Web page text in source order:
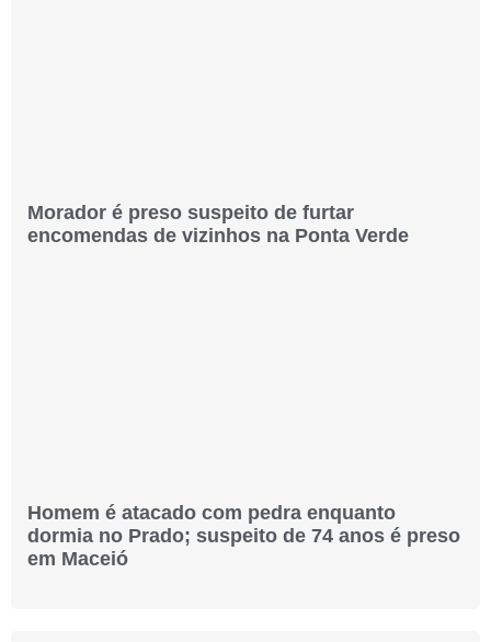
Morador é preso suspeito de furtar
encomendas de vizinhos na Ponta Verde
Homem é atacado com pedra enquanto
dormia no Prado; suspeito de 74 anos é preso
em Maceió